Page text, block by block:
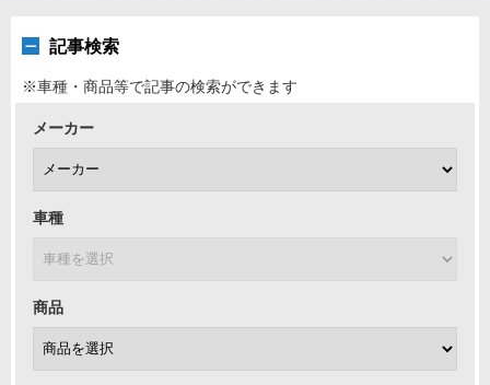
記事検索
※車種・商品等で記事の検索ができます
メーカー
車種
商品